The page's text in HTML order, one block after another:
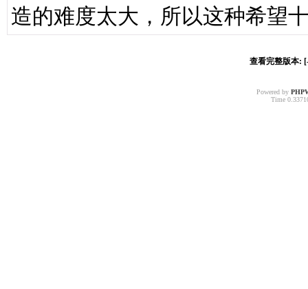
造的难度太大，所以这种希望
查看完整版本:
Powered by
Time